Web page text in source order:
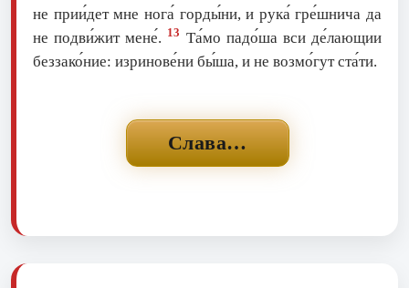
не прии́дет мне нога́ горды́ни, и рука́ гре́шнича да
не подви́жит мене́. 13 Та́мо падо́ша вси де́лающии
беззако́ние: изринове́ни бы́ша, и не возмо́гут ста́ти.
Слава…